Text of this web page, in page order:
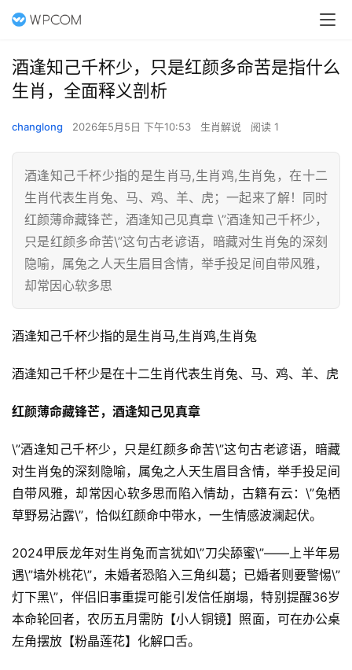
酒逢知己千杯少，只是红颜多命苦是指什么
生肖，全面释义剖析
changlong 2026年5月5日 下午10:53 生肖解说 阅读 1
酒逢知己千杯少指的是生肖马,生肖鸡,生肖兔，在十二
生肖代表生肖兔、马、鸡、羊、虎；一起来了解！同时
红颜薄命藏锋芒，酒逢知己见真章 \”酒逢知己千杯少，
只是红颜多命苦\”这句古老谚语，暗藏对生肖兔的深刻
隐喻，属兔之人天生眉目含情，举手投足间自带风雅，
却常因心软多思
酒逢知己千杯少指的是生肖马,生肖鸡,生肖兔
酒逢知己千杯少是在十二生肖代表生肖兔、马、鸡、羊、虎
红颜薄命藏锋芒，酒逢知己见真章
\”酒逢知己千杯少，只是红颜多命苦\”这句古老谚语，暗藏
对生肖兔的深刻隐喻，属兔之人天生眉目含情，举手投足间
自带风雅，却常因心软多思而陷入情劫，古籍有云：\”兔栖
草野易沾露\”，恰似红颜命中带水，一生情感波澜起伏。
2024甲辰龙年对生肖兔而言犹如\”刀尖舔蜜\”——上半年易
遇\”墙外桃花\”，未婚者恐陷入三角纠葛；已婚者则要警惕\”
灯下黑\”，伴侣旧事重提可能引发信任崩塌，特别提醒36岁
本命轮回者，农历五月需防【小人铜镜】照面，可在办公桌
左角摆放【粉晶莲花】化解口舌。